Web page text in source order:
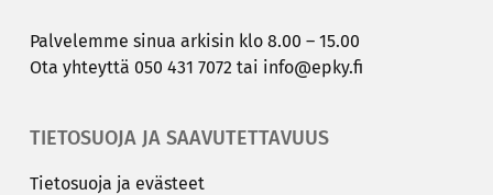
Pal­ve­lem­me sinua ar­ki­sin klo 8.00 – 15.00
Ota yh­teyt­tä 050 431 7072 tai info@epky.fi
TIETOSUOJA JA SAAVUTETTAVUUS
Tie­to­suo­ja ja eväs­teet